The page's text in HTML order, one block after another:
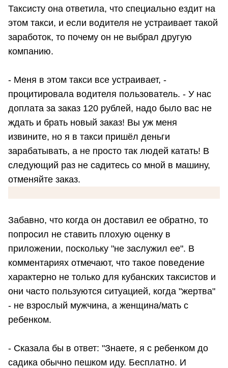
Таксисту она ответила, что специально ездит на
этом такси, и если водителя не устраивает такой
заработок, то почему он не выбрал другую
компанию.
- Меня в этом такси все устраивает, -
процитировала водителя пользователь. - У нас
доплата за заказ 120 рублей, надо было вас не
ждать и брать новый заказ! Вы уж меня
извините, но я в такси пришёл деньги
зарабатывать, а не просто так людей катать! В
следующий раз не садитесь со мной в машину,
отменяйте заказ.
Забавно, что когда он доставил ее обратно, то
попросил не ставить плохую оценку в
приложении, поскольку "не заслужил ее". В
комментариях отмечают, что такое поведение
характерно не только для кубанских таксистов и
они часто пользуются ситуацией, когда "жертва"
- не взрослый мужчина, а женщина/мать с
ребенком.
- Сказала бы в ответ: "Знаете, я с ребенком до
садика обычно пешком иду. Бесплатно. И